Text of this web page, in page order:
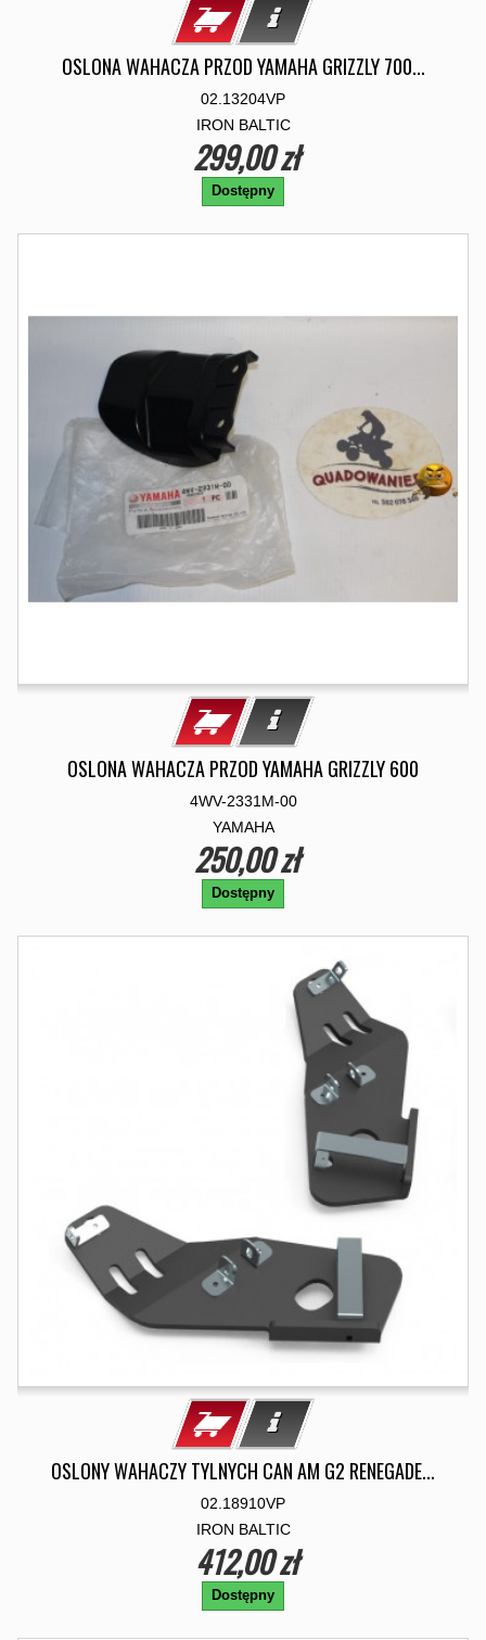
OSLONA WAHACZA PRZOD YAMAHA GRIZZLY 700...
02.13204VP
IRON BALTIC
299,00 zł
Dostępny
OSLONA WAHACZA PRZOD YAMAHA GRIZZLY 600
4WV-2331M-00
YAMAHA
250,00 zł
Dostępny
OSLONY WAHACZY TYLNYCH CAN AM G2 RENEGADE...
02.18910VP
IRON BALTIC
412,00 zł
Dostępny